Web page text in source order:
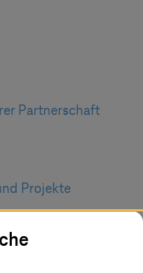
Partnerschaft
Projekte